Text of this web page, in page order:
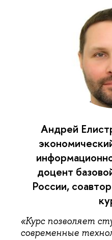
Андрей
доцент
России,
«Курс позволяет
современные